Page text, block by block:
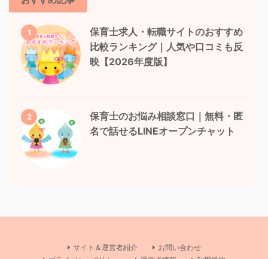
1
保育士求人・転職サイトのおすすめ
比較ランキング｜人気や口コミも反
映【2026年度版】
2
保育士のお悩み相談窓口｜無料・匿
名で話せるLINEオープンチャット
サイト＆運営者紹介
お問い合わせ